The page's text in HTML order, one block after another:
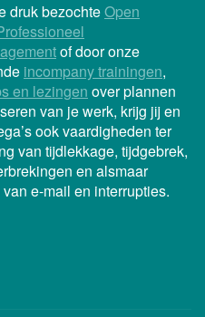
druk bezochteOpen
of door onze
incompany trainingen,
en lezingen over plannen
van je werk, krijg jij en
ook vaardigheden ter
van tijdlekkage, tijdgebrek,
en alsmaar
e-mail en interrupties.